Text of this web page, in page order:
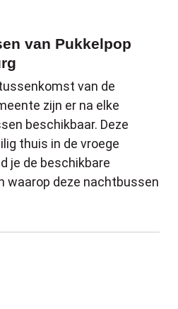
van Pukkelpop
van de
zijn er na elke
beschikbaar. Deze
thuis in de vroege
je de beschikbare
waarop deze nachtbussen